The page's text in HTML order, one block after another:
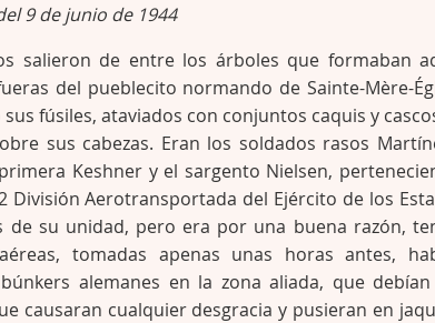
9 de junio de 1944
salieron de entre los árboles que formaban
del pueblecito normando de Sainte-Mère-
fúsiles, ataviados con conjuntos caquis y
sus cabezas. Eran los soldados rasos
Keshner y el sargento Nielsen,
División Aerotransportada del Ejército de los
de su unidad, pero era por una buena razón,
tomadas apenas unas horas antes,
alemanes en la zona aliada, que
causaran cualquier desgracia y pusieran en